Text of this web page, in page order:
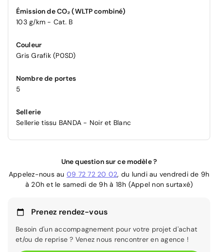
Émission de CO₂ (WLTP combiné)
103 g/km - Cat. B
Couleur
Gris Grafik (P0SD)
Nombre de portes
5
Sellerie
Sellerie tissu BANDA - Noir et Blanc
Une question sur ce modèle ?
Appelez-nous au 09 72 72 20 02, du lundi au vendredi de 9h
à 20h et le samedi de 9h à 18h (Appel non surtaxé)
Prenez rendez-vous
Besoin d'un accompagnement pour votre projet d'achat
et/ou de reprise ? Venez nous rencontrer en agence !